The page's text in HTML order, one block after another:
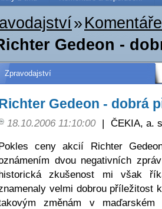
»
Gedeon -
Zpravodajství
Gedeon - dobrá
18.10.2006 11:10:00 | ČEKIA, a.
ceny akcií Richter
dvou negativních
zkušenost mi však
velmi dobrou příležitost
změnám v